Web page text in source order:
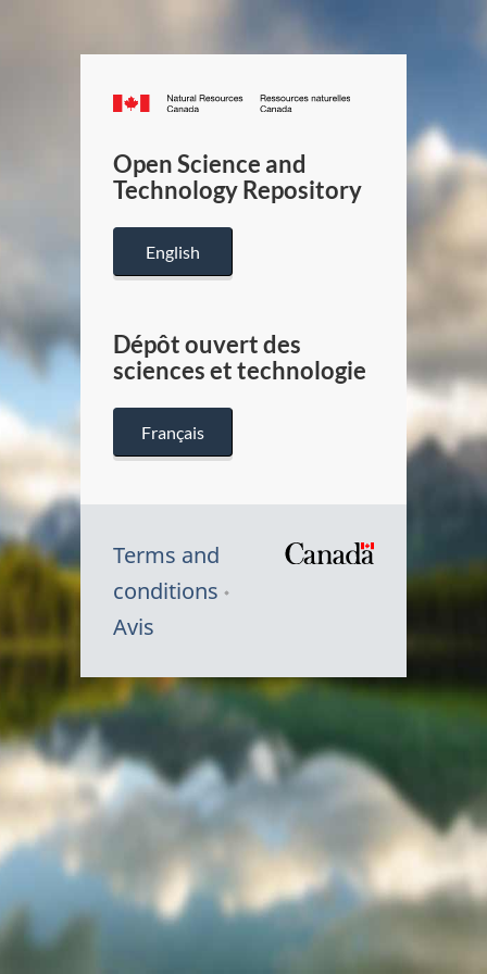
Canada.ca
/
Canada
Open Science and
Technology Repository
English
Dépôt ouvert des
sciences et technologie
Français
Terms and
conditions
Avis
Symbole
du